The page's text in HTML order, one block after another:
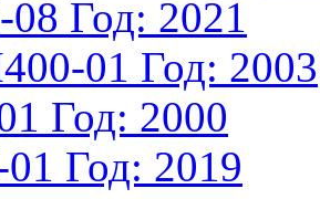
08 Год: 2021
01 Год: 2003
Год: 2000
Год: 2019